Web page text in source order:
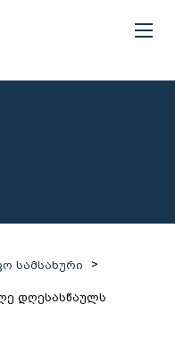
სამსახური
>
დღესასწაულს